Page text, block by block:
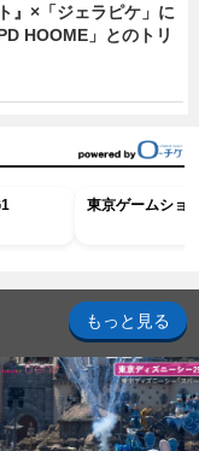
』×「ジェラピケ」に
HOOME」とのトリ
東京ゲームショ
もっと見る